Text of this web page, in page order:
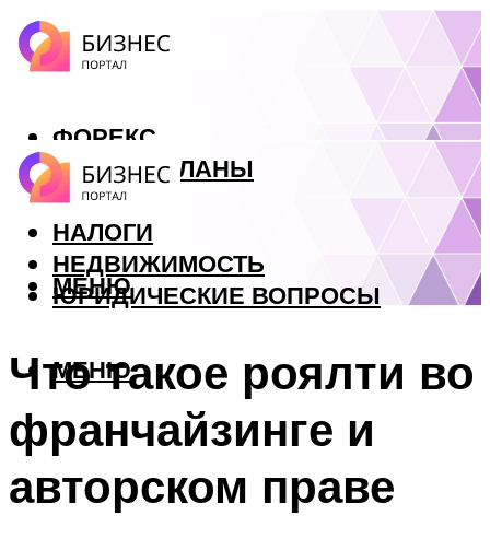
ФОРЕКС
БИЗНЕС ПЛАНЫ
КРЕДИТЫ
НАЛОГИ
НЕДВИЖИМОСТЬ
ЮРИДИЧЕСКИЕ ВОПРОСЫ
МЕНЮ
МЕНЮ
Что такое роялти во
франчайзинге и
авторском праве